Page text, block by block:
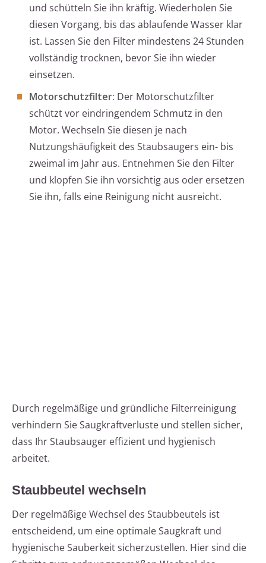
und schütteln Sie ihn kräftig. Wiederholen Sie
diesen Vorgang, bis das ablaufende Wasser klar
ist. Lassen Sie den Filter mindestens 24 Stunden
vollständig trocknen, bevor Sie ihn wieder
einsetzen.
Motorschutzfilter: Der Motorschutzfilter
schützt vor eindringendem Schmutz in den
Motor. Wechseln Sie diesen je nach
Nutzungshäufigkeit des Staubsaugers ein- bis
zweimal im Jahr aus. Entnehmen Sie den Filter
und klopfen Sie ihn vorsichtig aus oder ersetzen
Sie ihn, falls eine Reinigung nicht ausreicht.
Durch regelmäßige und gründliche Filterreinigung
verhindern Sie Saugkraftverluste und stellen sicher,
dass Ihr Staubsauger effizient und hygienisch
arbeitet.
Staubbeutel wechseln
Der regelmäßige Wechsel des Staubbeutels ist
entscheidend, um eine optimale Saugkraft und
hygienische Sauberkeit sicherzustellen. Hier sind die